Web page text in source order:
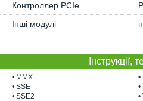
Контроллер PCIe
Інші модулі
Інструкції,
• MMX
• SSE
• SSE2